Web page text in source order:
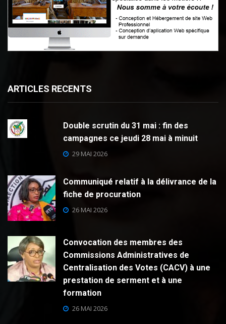
ARTICLES RECENTS
Double scrutin du 31 mai : fin des
campagnes ce jeudi 28 mai à minuit
29 MAI 2026
Communiqué relatif à la délivrance de la
fiche de procuration
26 MAI 2026
Convocation des membres des
Commissions Administratives de
Centralisation des Votes (CACV) à une
prestation de serment et à une
formation
26 MAI 2026